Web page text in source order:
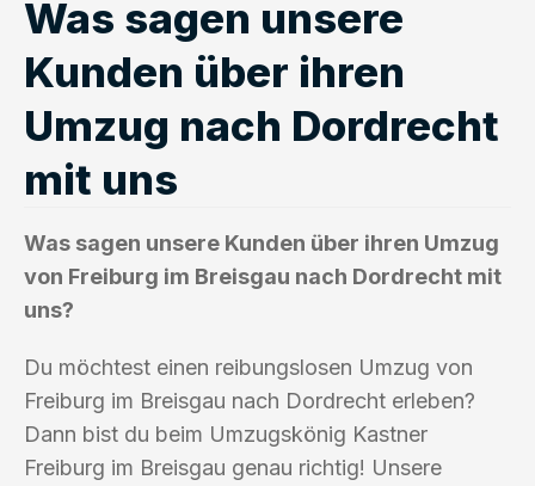
Was sagen unsere
Kunden über ihren
Umzug nach Dordrecht
mit uns
Was sagen unsere Kunden über ihren Umzug
von Freiburg im Breisgau nach Dordrecht mit
uns?
Du möchtest einen reibungslosen Umzug von
Freiburg im Breisgau nach Dordrecht erleben?
Dann bist du beim Umzugskönig Kastner
Freiburg im Breisgau genau richtig! Unsere